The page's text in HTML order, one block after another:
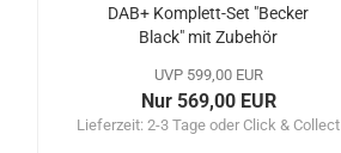
DAB+ Komplett-Set "Becker
Black" mit Zubehör
UVP 599,00 EUR
Nur 569,00 EUR
Lieferzeit: 2-3 Tage oder Click & Collect